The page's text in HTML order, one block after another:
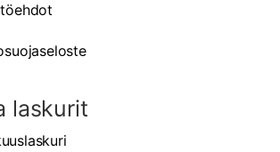
laskurit